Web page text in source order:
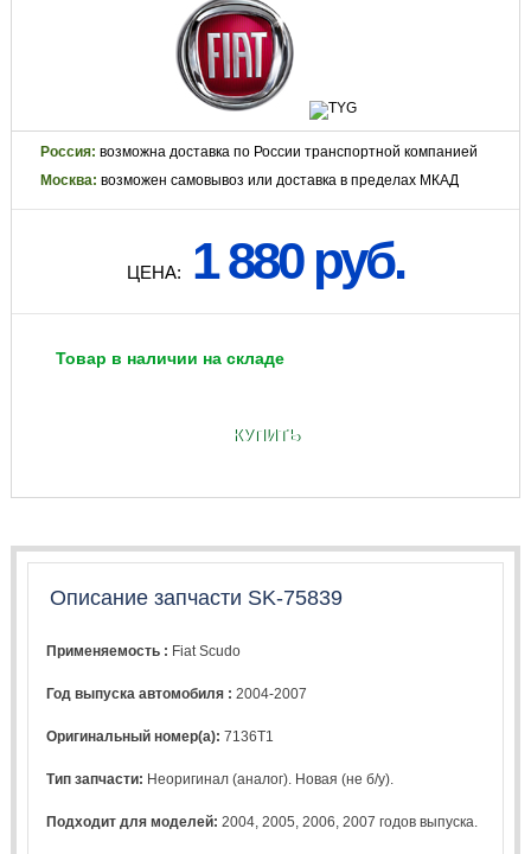
Россия: возможна доставка по России транспортной компанией
Москва: возможен самовывоз или доставка в пределах МКАД
ЦЕНА: 1 880 руб.
Товар в наличии на складе
КУПИТЬ
Описание запчасти SK-75839
Применяемость : Fiat Scudo
Год выпуска автомобиля :2004-2007
Оригинальный номер(а):7136T1
Тип запчасти: Неоригинал (аналог). Новая (не б/у).
Подходит для моделей: 2004 ,2005 ,2006 ,2007 годов выпуска.